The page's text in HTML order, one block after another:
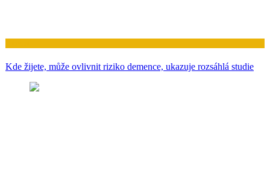
Kde žijete, může ovlivnit riziko demence, ukazuje rozsáhlá studie